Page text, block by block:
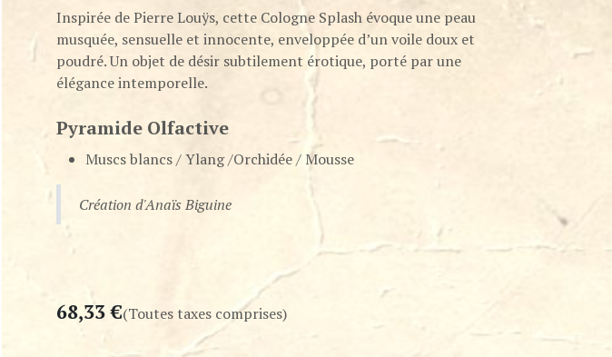
Inspirée de Pierre Louÿs, cette Cologne Splash évoque une peau
musquée, sensuelle et innocente, enveloppée d’un voile doux et
poudré. Un objet de désir subtilement érotique, porté par une
élégance intemporelle.
Pyramide Olfactive
Muscs blancs / Ylang /Orchidée / Mousse
Création d'Anaïs Biguine
68,33€(Toutes taxes comprises)